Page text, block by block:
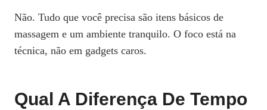
Não. Tudo que você precisa são itens básicos de
massagem e um ambiente tranquilo. O foco está na
técnica, não em gadgets caros.
Qual A Diferença De Tempo